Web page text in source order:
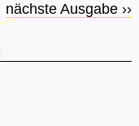
nächste Ausgabe ››